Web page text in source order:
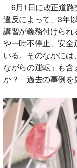
6月1日に改正道路
違反によって、3年
講習が義務付けら
や一時不停止、安
いる。そのなかに
ながらの運転」も
か？ 過去の事例を